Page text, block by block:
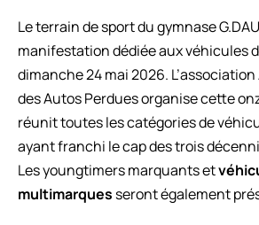
Le terrain de sport du gymnase
manifestation dédiée aux véhicules
dimanche 24 mai 2026.
des Autos Perdues organise cette
réunit toutes les catégories de
ayant franchi le cap des trois
Les youngtimers marquants et
multimarques seront également